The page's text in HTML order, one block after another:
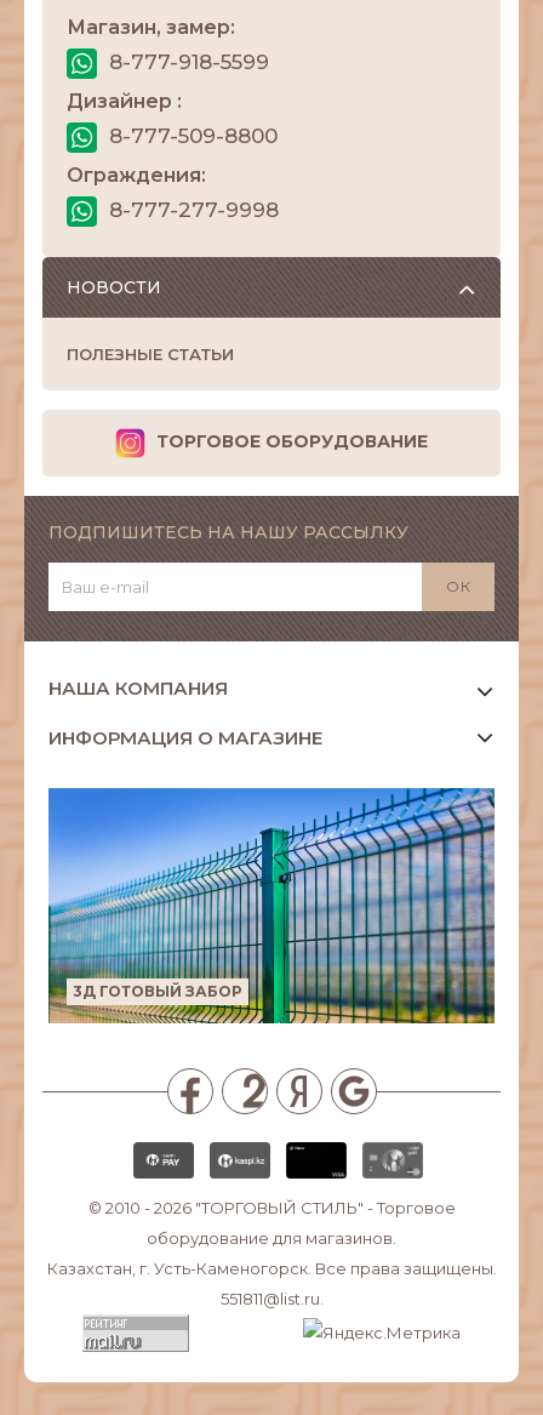
Магазин, замер:
8-777-918-5599
Дизайнер :
8-777-509-8800
Ограждения:
8-777-277-9998
НОВОСТИ
ПОЛЕЗНЫЕ СТАТЬИ
ТОРГОВОЕ ОБОРУДОВАНИЕ
ПОДПИШИТЕСЬ НА НАШУ РАССЫЛКУ
НАША КОМПАНИЯ
ИНФОРМАЦИЯ О МАГАЗИНЕ
3Д ГОТОВЫЙ ЗАБОР
© 2010 - 2026 "ТОРГОВЫЙ СТИЛЬ" - Торговое
оборудование для магазинов.
Казахстан, г. Усть-Каменогорск. Все права защищены.
551811@list.ru.